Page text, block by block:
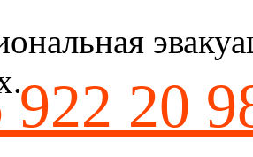
922 20